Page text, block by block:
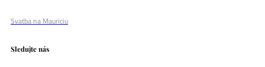
Svatba na Mauriciu
Sledujte nás